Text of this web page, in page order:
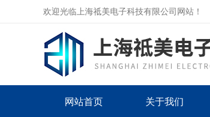
欢迎光临上海祗美电子科技有限公司网站！
网站首页 关于我们